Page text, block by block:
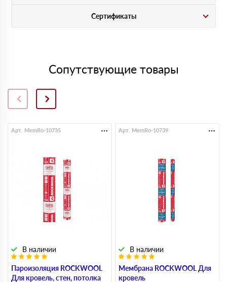
Сертификаты
Сопутствующие товары
Пароизоляция ROCKWOOL
Для кровель, стен, потолка
В наличии
Арт. MemRo-10735
Мембрана ROCKWOOL Для
кровель
В наличии
Арт. MemRo-10739